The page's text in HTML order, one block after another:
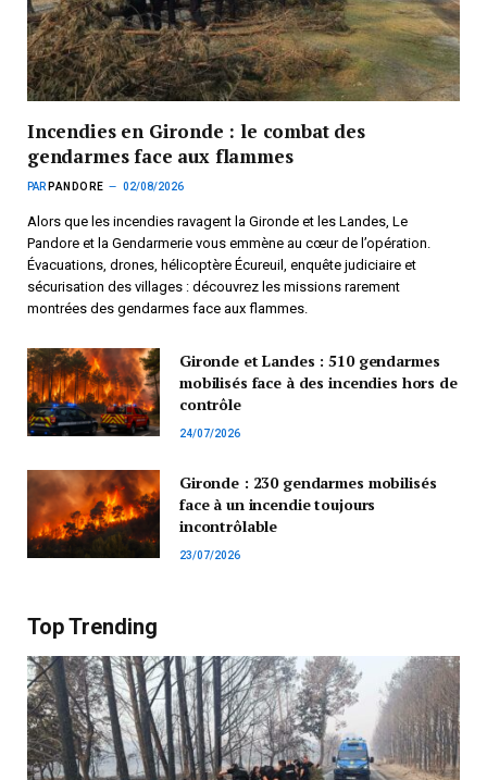
Incendies en Gironde : le combat des
gendarmes face aux flammes
PAR PANDORE 02/08/2026
Alors que les incendies ravagent la Gironde et les Landes, Le
Pandore et la Gendarmerie vous emmène au cœur de l’opération.
Évacuations, drones, hélicoptère Écureuil, enquête judiciaire et
sécurisation des villages : découvrez les missions rarement
montrées des gendarmes face aux flammes.
Gironde et Landes : 510 gendarmes
mobilisés face à des incendies hors de
contrôle
24/07/2026
Gironde : 230 gendarmes mobilisés
face à un incendie toujours
incontrôlable
23/07/2026
Top Trending